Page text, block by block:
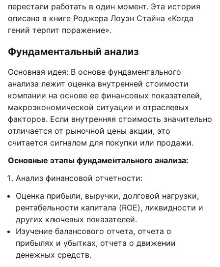
перестали работать в один момент. Эта история
описана в книге Роджера Лоуэн Стайна «Когда
гений терпит поражение».
Фундаментальный анализ
Основная идея: В основе фундаментального
анализа лежит оценка внутренней стоимости
компании на основе ее финансовых показателей,
макроэкономической ситуации и отраслевых
факторов. Если внутренняя стоимость значительно
отличается от рыночной цены акции, это
считается сигналом для покупки или продажи.
Основные этапы фундаментального анализа:
Анализ финансовой отчетности:
Оценка прибыли, выручки, долговой нагрузки,
рентабельности капитала (ROE), ликвидности и
других ключевых показателей.
Изучение балансового отчета, отчета о
прибылях и убытках, отчета о движении
денежных средств.